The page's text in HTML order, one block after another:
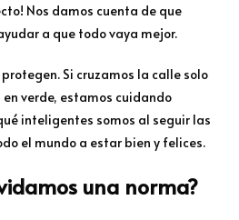
Nos damos cuenta de que
a que todo vaya mejor.
Si cruzamos la calle solo
verde, estamos cuidando
inteligentes somos al seguir las
el mundo a estar bien y felices.
una norma?